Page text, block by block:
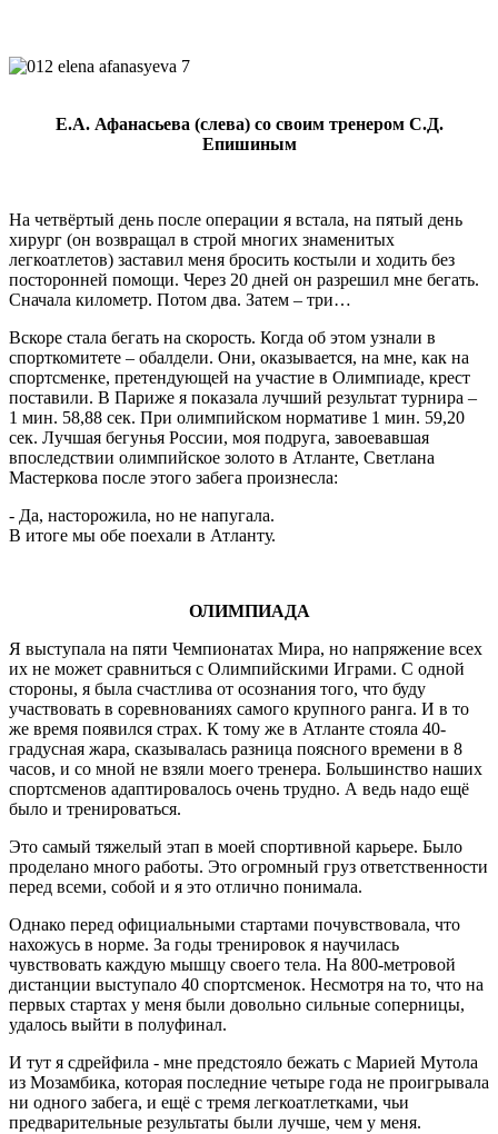
Е.А. Афанасьева (слева) со своим тренером С.Д.
Епишиным
На четвёртый день после операции я встала, на пятый день
хирург (он возвращал в строй многих знаменитых
легкоатлетов) заставил меня бросить костыли и ходить без
посторонней помощи. Через 20 дней он разрешил мне бегать.
Сначала километр. Потом два. Затем – три…
Вскоре стала бегать на скорость. Когда об этом узнали в
спорткомитете – обалдели. Они, оказывается, на мне, как на
спортсменке, претендующей на участие в Олимпиаде, крест
поставили. В Париже я показала лучший результат турнира –
1 мин. 58,88 сек. При олимпийском нормативе 1 мин. 59,20
сек. Лучшая бегунья России, моя подруга, завоевавшая
впоследствии олимпийское золото в Атланте, Светлана
Мастеркова после этого забега произнесла:
- Да, насторожила, но не напугала.
В итоге мы обе поехали в Атланту.
ОЛИМПИАДА
Я выступала на пяти Чемпионатах Мира, но напряжение всех
их не может сравниться с Олимпийскими Играми. С одной
стороны, я была счастлива от осознания того, что буду
участвовать в соревнованиях самого крупного ранга. И в то
же время появился страх. К тому же в Атланте стояла 40-
градусная жара, сказывалась разница поясного времени в 8
часов, и со мной не взяли моего тренера. Большинство наших
спортсменов адаптировалось очень трудно. А ведь надо ещё
было и тренироваться.
Это самый тяжелый этап в моей спортивной карьере. Было
проделано много работы. Это огромный груз ответственности
перед всеми, собой и я это отлично понимала.
Однако перед официальными стартами почувствовала, что
нахожусь в норме. За годы тренировок я научилась
чувствовать каждую мышцу своего тела. На 800-метровой
дистанции выступало 40 спортсменок. Несмотря на то, что на
первых стартах у меня были довольно сильные соперницы,
удалось выйти в полуфинал.
И тут я сдрейфила - мне предстояло бежать с Марией Мутола
из Мозамбика, которая последние четыре года не проигрывала
ни одного забега, и ещё с тремя легкоатлетками, чьи
предварительные результаты были лучше, чем у меня.